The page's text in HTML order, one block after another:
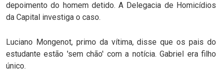
depoimento do homem detido. A Delegacia de Homicídios
da Capital investiga o caso.
Luciano Mongenot, primo da vítima, disse que os pais do
estudante estão 'sem chão' com a notícia. Gabriel era filho
único.